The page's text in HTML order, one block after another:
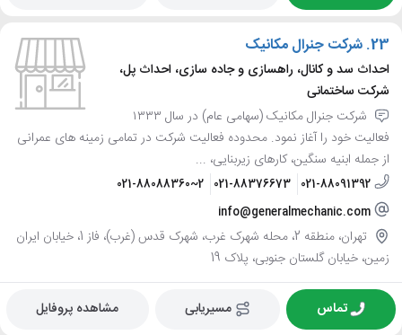
23. شرکت جنرال مکانیک
احداث سد و کانال، راهسازی و جاده سازی، احداث پل،
شرکت ساختمانی
شرکت جنرال مکانیک (سهامی عام) در سال ۱۳۳۳
فعالیت خود را آغاز نمود. محدوده فعالیت شرکت در تمامی زمینه های عمرانی
از جمله ابنیه سنگین، کارهای زیربنایی، ...
021-88091392
021-88376673
021-88088360~2
info@generalmechanic.com
تهران، منطقه 2، محله شهرک غرب، شهرک قدس (غرب)، فاز 1، خیابان ایران
زمین، خیابان گلستان جنوبی، پلاک 19
تماس مسیریابی مشاهده پروفایل